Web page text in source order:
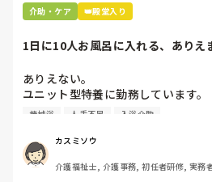
あーやってくれなかったんだなって
んなことすら、やらないのかね、酷
介助・ケア 👑殿堂入り
1日に10人お風呂に入れる、ありえ
ありえない。
ユニット型特養に勤務しています。
人手不足で入浴のない日があるた
午前中に5人、午後から1人助っ人
いとのことです。
ここはほぼ全員寝たきりの方です
機械浴 人手不足 入浴介助
カスミソウ
介護福祉士, 介護事務, 初任者研修, 実務